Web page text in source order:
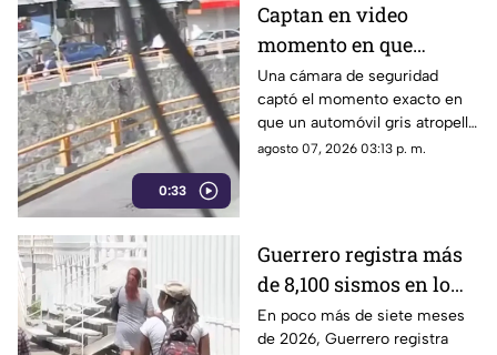
0:33
Captan en video
momento en que
vehículo embiste a una
familia en
Chilpancingo
Una cámara de seguridad
captó el momento exacto en
que un automóvil gris atropelló
a una familia que caminaba
agosto 07, 2026 03:13 p. m.
Guerrero registra más
de 8,100 sismos en lo
que va de 2026, el año
con mayor sismicidad
En poco más de siete meses
de 2026, Guerrero registra